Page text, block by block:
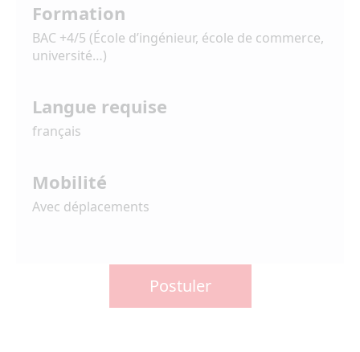
Formation
BAC +4/5 (École d’ingénieur, école de commerce,
université…)
Langue requise
français
Mobilité
Avec déplacements
Postuler